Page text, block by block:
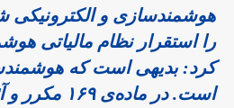
هوشمندسازی و الکترونیکی
را استقرار نظام مالیاتی
کرد: بدیهی است که